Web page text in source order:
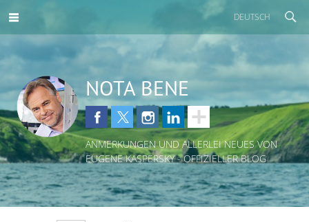
DEUTSCH
NOTA BENE
ANMERKUNGEN UND ALLERLEI NEUES VON
EUGENE KASPERSKY - OFFIZIELLER BLOG